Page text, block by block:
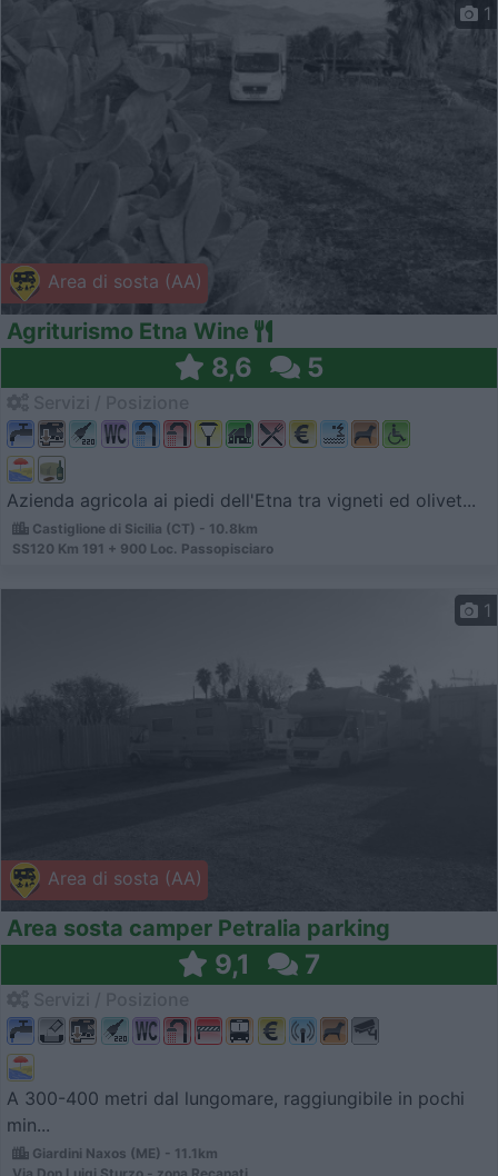
Area di sosta (AA)
1
Agriturismo Etna Wine
8,6 5
Azienda agricola ai piedi dell'Etna tra vigneti ed olivet...
Castiglione di Sicilia (CT) - 10.8km
SS120 Km 191 + 900 Loc. Passopisciaro
Area di sosta (AA)
1
Area sosta camper Petralia parking
9,1 7
A 300-400 metri dal lungomare, raggiungibile in pochi
min...
Giardini Naxos (ME) - 11.1km